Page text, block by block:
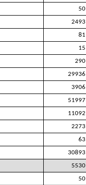
50
2493
81
15
290
29936
3906
51997
11092
2273
63
30893
5530
50